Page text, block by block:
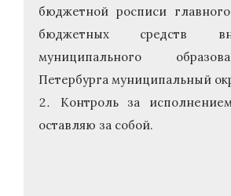
бюджетной росписи
бюджетных средств
муниципального
Петербурга муниципальный
Контроль за
оставляю за собой.